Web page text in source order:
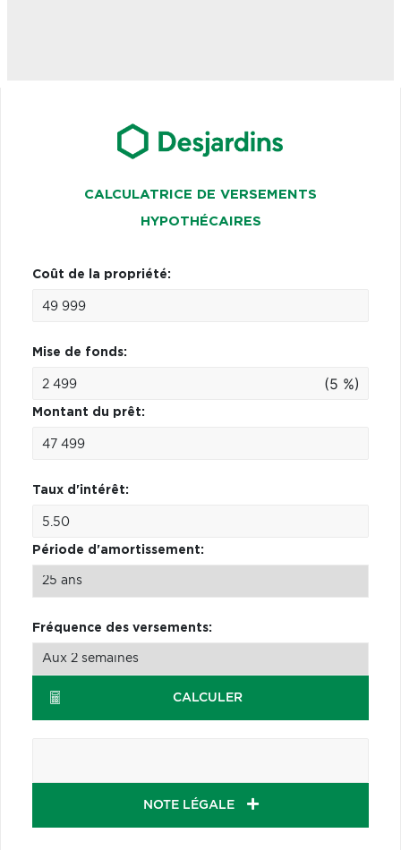
CALCULATRICE DE VERSEMENTS
HYPOTHÉCAIRES
Coût de la propriété:
Mise de fonds:
(5 %)
Montant du prêt:
Taux d'intérêt:
Période d'amortissement:
Fréquence des versements:
CALCULER
NOTE LÉGALE